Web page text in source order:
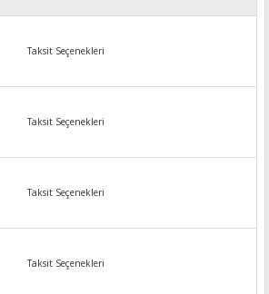
Taksit Seçenekleri
Taksit Seçenekleri
Taksit Seçenekleri
Taksit Seçenekleri